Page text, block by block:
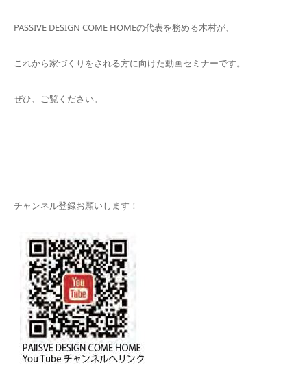
PASSIVE DESIGN COME HOMEの代表を務める木村が、
これから家づくりをされる方に向けた動画セミナーです。
ぜひ、ご覧ください。
チャンネル登録お願いします！